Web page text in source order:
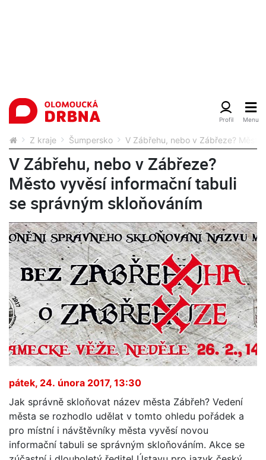
Z kraje Šumpersko V Zábřehu, nebo v Zábřeze?
V Zábřehu, nebo v Zábřeze?
Město vyvěsí informační tabuli
se správným skloňováním
pátek, 24. února 2017, 13:30
Jak správně skloňovat název města Zábřeh? Vedení
města se rozhodlo udělat v tomto ohledu pořádek a
pro místní i návštěvníky města vyvěsí novou
informační tabuli se správným skloňováním. Akce se